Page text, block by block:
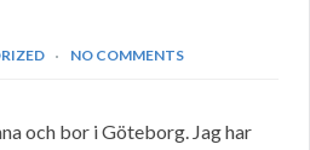
NO COMMENTS
och bor i Göteborg. Jag har